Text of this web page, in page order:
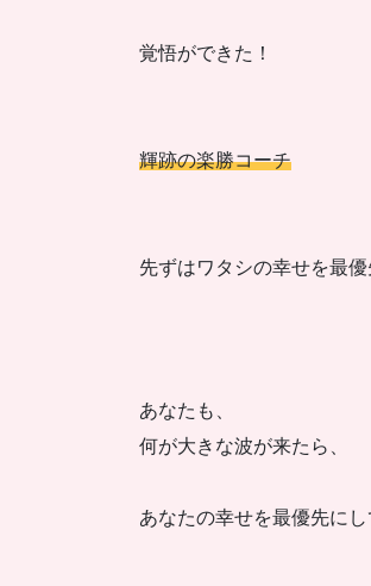
覚悟ができた！
輝跡の楽勝コーチ
先ずはワタシの幸せを最優
あなたも、
何が大きな波が来たら、
あなたの幸せを最優先にし